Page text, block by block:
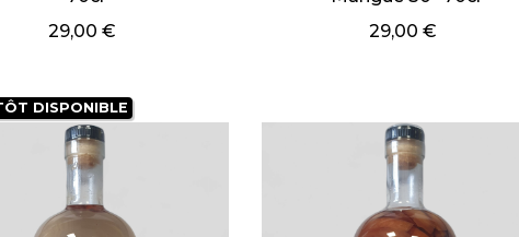
29,00 €
29,00 €
DISPONIBLE